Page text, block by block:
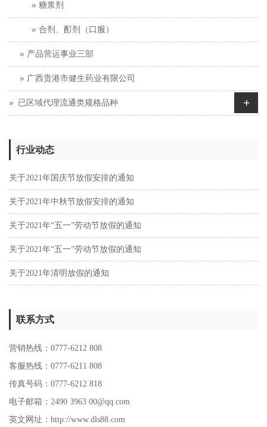
糖浆剂
合剂、酊剂（口服）
产品营运事业三部
广西贵港市健生药业有限公司
已区域代理流通类规格品种 +
行业动态
关于2021年国庆节放假安排的通知
关于2021年中秋节放假安排的通知
关于2021年“五一”劳动节放假的通知
关于2021年“五一”劳动节放假的通知
关于2021年清明放假的通知
联系方式
营销热线：0777-6212 808
客服热线：0777-6211 808
传真号码：0777-6212 818
电子邮箱：2490 3963 00@qq.com
英文网址：http://www.dls88.com